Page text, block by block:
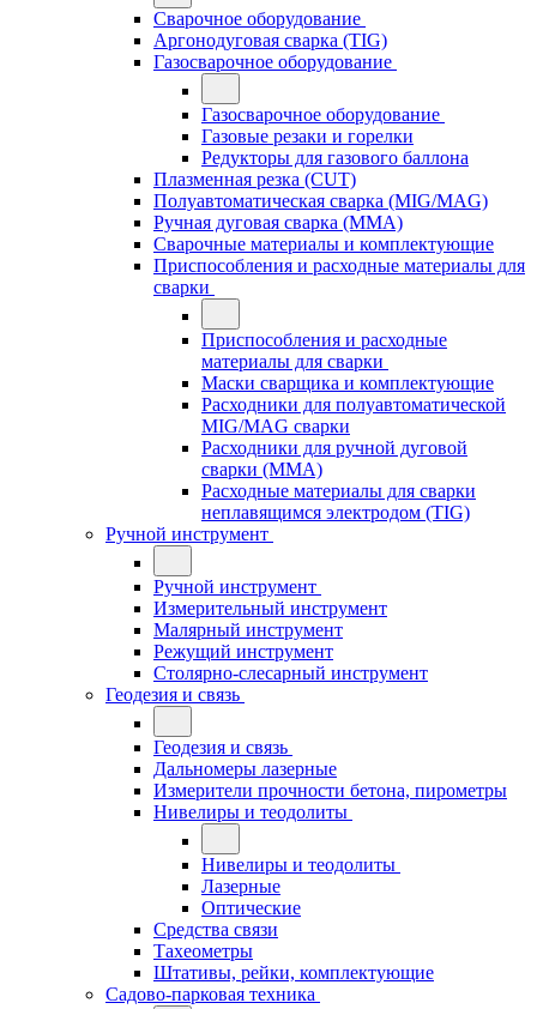
Сварочное оборудование
Аргонодуговая сварка (TIG)
Газосварочное оборудование
Газосварочное оборудование
Газовые резаки и горелки
Редукторы для газового баллона
Плазменная резка (CUT)
Полуавтоматическая сварка (MIG/MAG)
Ручная дуговая сварка (MMA)
Сварочные материалы и комплектующие
Приспособления и расходные материалы для
сварки
Приспособления и расходные
материалы для сварки
Маски сварщика и комплектующие
Расходники для полуавтоматической
MIG/MAG сварки
Расходники для ручной дуговой
сварки (MMA)
Расходные материалы для сварки
неплавящимся электродом (TIG)
Ручной инструмент
Ручной инструмент
Измерительный инструмент
Малярный инструмент
Режущий инструмент
Столярно-слесарный инструмент
Геодезия и связь
Геодезия и связь
Дальномеры лазерные
Измерители прочности бетона, пирометры
Нивелиры и теодолиты
Нивелиры и теодолиты
Лазерные
Оптические
Средства связи
Тахеометры
Штативы, рейки, комплектующие
Садово-парковая техника